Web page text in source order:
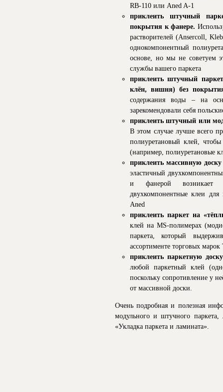
RB-110 или Aned A-1
приклеить штучный
покрытия к фанере.
растворителей (Ansercoll,
однокомпонентный
основе, но мы не советуем
службы вашего паркета
приклеить штучный
клён, вишня) без
содержания воды – на
зарекомендовали себя
приклеить штучный или
В этом случае лучше всего
полиуретановый клей,
(например, полиуретановые
приклеить массивную
эластичный
и фанерой возникает
двухкомпонентные клеи
Aned
приклеить паркет на
клей на MS-полимерах
паркета, который
ассортименте торговых
приклеить паркетную
любой паркетный клей
поскольку сопротивление у
от массивной доски.
Очень подробная и полезная
модульного и штучного паркета,
«Укладка паркета и ламината».